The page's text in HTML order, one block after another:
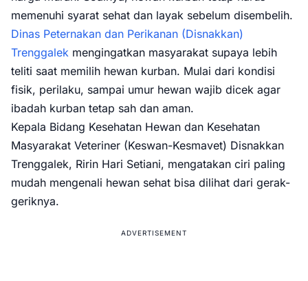
memenuhi syarat sehat dan layak sebelum disembelih.
Dinas Peternakan dan Perikanan (Disnakkan)
Trenggalek mengingatkan masyarakat supaya lebih
teliti saat memilih hewan kurban. Mulai dari kondisi
fisik, perilaku, sampai umur hewan wajib dicek agar
ibadah kurban tetap sah dan aman.
Kepala Bidang Kesehatan Hewan dan Kesehatan
Masyarakat Veteriner (Keswan-Kesmavet) Disnakkan
Trenggalek, Ririn Hari Setiani, mengatakan ciri paling
mudah mengenali hewan sehat bisa dilihat dari gerak-
geriknya.
ADVERTISEMENT